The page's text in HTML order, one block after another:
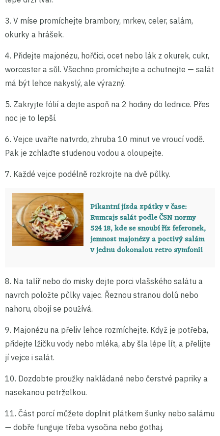
3. V míse promíchejte brambory, mrkev, celer, salám,
okurky a hrášek.
4. Přidejte majonézu, hořčici, ocet nebo lák z okurek, cukr,
worcester a sůl. Všechno promíchejte a ochutnejte — salát
má být lehce nakyslý, ale výrazný.
5. Zakryjte fólií a dejte aspoň na 2 hodiny do lednice. Přes
noc je to lepší.
6. Vejce uvařte natvrdo, zhruba 10 minut ve vroucí vodě.
Pak je zchlaďte studenou vodou a oloupejte.
7. Každé vejce podélně rozkrojte na dvě půlky.
Pikantní jízda zpátky v čase:
Rumcajs salát podle ČSN normy
524 18, kde se snoubí říz feferonek,
jemnost majonézy a poctivý salám
v jednu dokonalou retro symfonii
8. Na talíř nebo do misky dejte porci vlašského salátu a
navrch položte půlky vajec. Řeznou stranou dolů nebo
nahoru, obojí se používá.
9. Majonézu na přeliv lehce rozmíchejte. Když je potřeba,
přidejte lžičku vody nebo mléka, aby šla lépe lít, a přelijte
jí vejce i salát.
10. Dozdobte proužky nakládané nebo čerstvé papriky a
nasekanou petrželkou.
11. Část porcí můžete doplnit plátkem šunky nebo salámu
— dobře funguje třeba vysočina nebo gothaj.